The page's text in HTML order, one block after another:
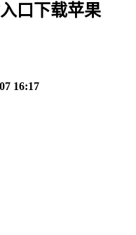
口下载苹果
16:17